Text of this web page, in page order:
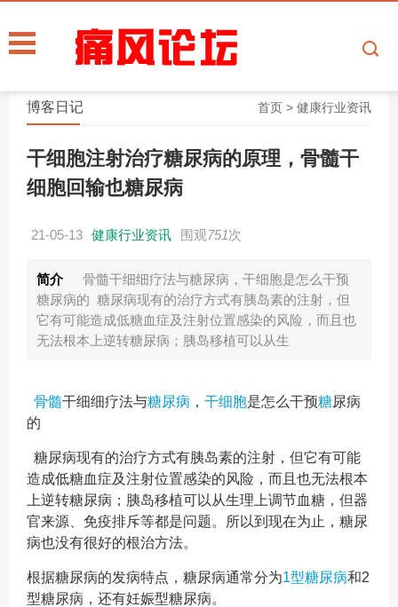
首页 >健康行业资讯
博客日记
干细胞注射治疗糖尿病的原理，骨髓干
细胞回输也糖尿病
21-05-13 健康行业资讯 围观751次
简介
骨髓干细细疗法与糖尿病，干细胞是怎么干预
糖尿病的 糖尿病现有的治疗方式有胰岛素的注射，但
它有可能造成低糖血症及注射位置感染的风险，而且也
无法根本上逆转糖尿病；胰岛移植可以从生
骨髓干细细疗法与糖尿病 ， 干细胞是怎么干预糖尿病
的
糖尿病现有的治疗方式有胰岛素的注射，但它有可能
造成低糖血症及注射位置感染的风险，而且也无法根本
上逆转糖尿病；胰岛移植可以从生理上调节血糖，但器
官来源、免疫排斥等都是问题。所以到现在为止，糖尿
病也没有很好的根治方法。
根据糖尿病的发病特点，糖尿病通常分为1型糖尿病和2
型糖尿病，还有妊娠型糖尿病。